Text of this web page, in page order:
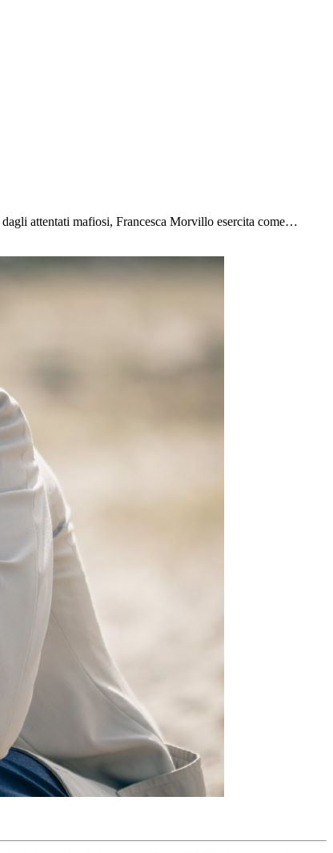
attentati mafiosi, Francesca Morvillo esercita come…